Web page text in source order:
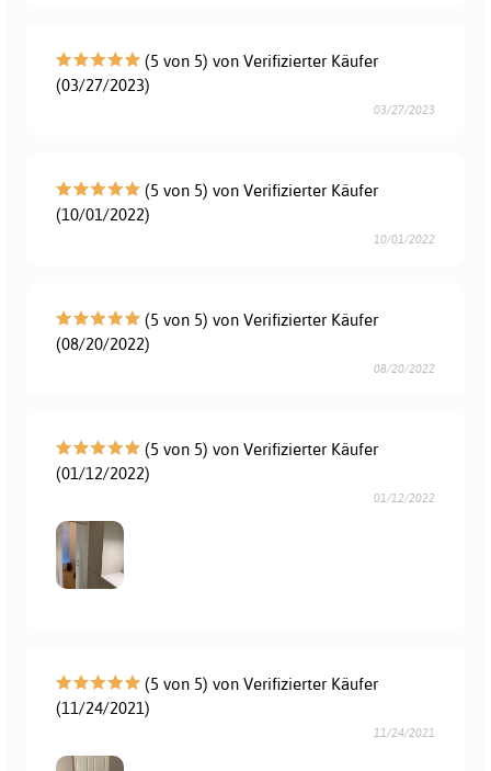
(5 von 5) von Verifizierter Käufer
(03/27/2023)
03/27/2023
(5 von 5) von Verifizierter Käufer
(10/01/2022)
10/01/2022
(5 von 5) von Verifizierter Käufer
(08/20/2022)
08/20/2022
(5 von 5) von Verifizierter Käufer
(01/12/2022)
01/12/2022
(5 von 5) von Verifizierter Käufer
(11/24/2021)
11/24/2021